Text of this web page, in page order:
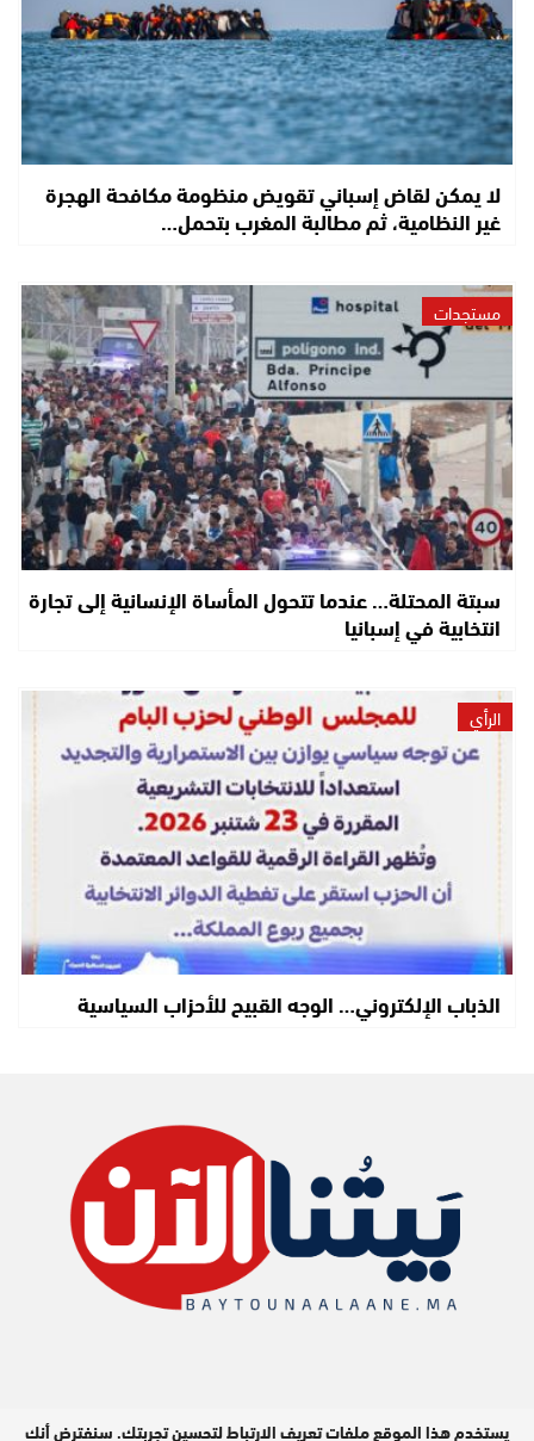
لا يمكن لقاض إسباني تقويض منظومة مكافحة الهجرة
غير النظامية، ثم مطالبة المغرب بتحمل…
مستجدات
سبتة المحتلة… عندما تتحول المأساة الإنسانية إلى تجارة
انتخابية في إسبانيا
الرأي
الذباب الإلكتروني… الوجه القبيح للأحزاب السياسية
يستخدم هذا الموقع ملفات تعريف الارتباط لتحسين تجربتك. سنفترض أنك